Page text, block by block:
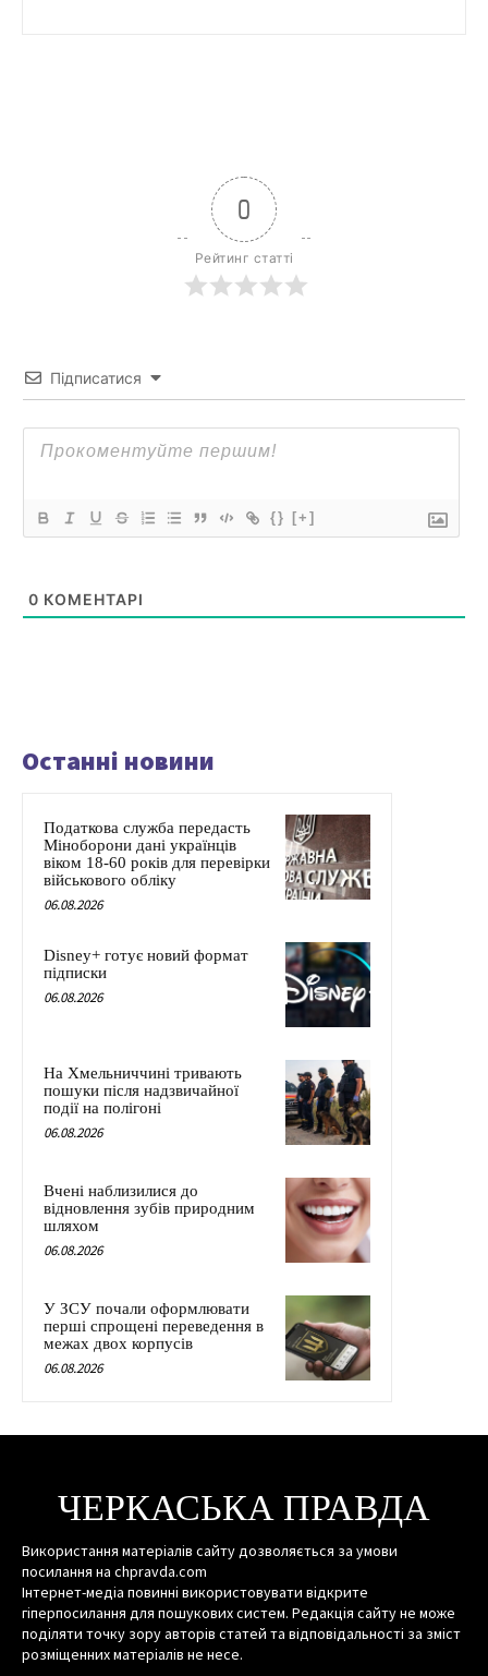
0
Рейтинг статті
Підписатися
{} [+]
0 КОМЕНТАРІ
Останні новини
Податкова служба передасть
Міноборони дані українців
віком 18-60 років для перевірки
військового обліку
06.08.2026
Disney+ готує новий формат
підписки
06.08.2026
На Хмельниччині тривають
пошуки після надзвичайної
події на полігоні
06.08.2026
Вчені наблизилися до
відновлення зубів природним
шляхом
06.08.2026
У ЗСУ почали оформлювати
перші спрощені переведення в
межах двох корпусів
06.08.2026
ЧЕРКАСЬКА ПРАВДА
Використання матеріалів сайту дозволяється за умови
посилання на chpravda.com
Інтернет-медіа повинні використовувати відкрите
гіперпосилання для пошукових систем. Редакція сайту не може
поділяти точку зору авторів статей та відповідальності за зміст
розміщенних матеріалів не несе.